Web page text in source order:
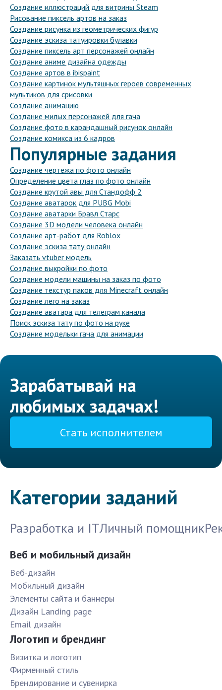
Создание иллюстраций для витрины Steam
Рисование пиксель артов на заказ
Создание рисунка из геометрических фигур
Создание эскиза татуировки булавки
Создание пиксель арт персонажей онлайн
Создание аниме дизайна одежды
Создание артов в ibispaint
Создание картинок мультяшных героев современных
мультиков для срисовки
Создание анимацию
Создание милых персонажей для гача
Создание фото в карандашный рисунок онлайн
Создание комикса из 6 кадров
Популярные задания
Создание чертежа по фото онлайн
Определение цвета глаз по фото онлайн
Создание крутой авы для Стандофф 2
Создание аватарок для PUBG Mobi
Создание аватарки Бравл Старс
Создание 3D модели человека онлайн
Создание арт-работ для Roblox
Создание эскиза тату онлайн
Заказать vtuber модель
Создание выкройки по фото
Создание модели машины на заказ по фото
Создание текстур паков для Minecraft онлайн
Создание лего на заказ
Создание аватара для телеграм канала
Поиск эскиза тату по фото на руке
Создание модельки гача для анимации
Зарабатывай на
любимых задачах!
Стать исполнителем
Категории заданий
Разработка и ITЛичный помощник
Веб и мобильный дизайн
Веб-дизайн
Мобильный дизайн
Элементы сайта и баннеры
Дизайн Landing page
Email дизайн
Логотип и брендинг
Визитка и логотип
Фирменный стиль
Брендирование и сувенирка